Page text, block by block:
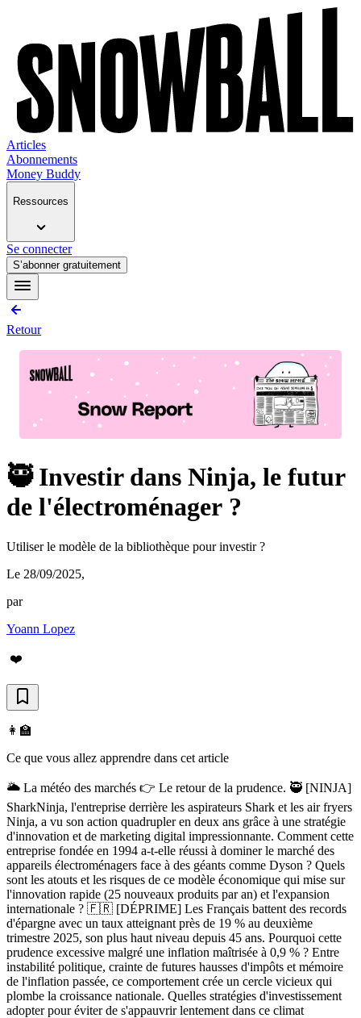
Articles
Abonnements
Money Buddy
Ressources
Se connecter
S’abonner gratuitement
Retour
🥷 Investir dans Ninja, le futur
de l'électroménager ?
Utiliser le modèle de la bibliothèque pour investir ?
Le 28/09/2025,
par
Yoann Lopez
❤️
👩‍🏫
Ce que vous allez apprendre dans cet article
🌥️ La météo des marchés 👉 Le retour de la prudence. 🥷 [NINJA]
SharkNinja, l'entreprise derrière les aspirateurs Shark et les air fryers
Ninja, a vu son action quadrupler en deux ans grâce à une stratégie
d'innovation et de marketing digital impressionnante. Comment cette
entreprise fondée en 1994 a-t-elle réussi à dominer le marché des
appareils électroménagers face à des géants comme Dyson ? Quels
sont les atouts et les risques de ce modèle économique qui mise sur
l'innovation rapide (25 nouveaux produits par an) et l'expansion
internationale ? 🇫🇷 [DÉPRIME] Les Français battent des records
d'épargne avec un taux atteignant près de 19 % au deuxième
trimestre 2025, son plus haut niveau depuis 45 ans. Pourquoi cette
prudence excessive malgré une inflation maîtrisée à 0,9 % ? Entre
instabilité politique, crainte de futures hausses d'impôts et mémoire
de l'inflation passée, ce comportement crée un cercle vicieux qui
plombe la croissance nationale. Quelles stratégies d'investissement
adopter pour éviter de s'appauvrir lentement dans ce climat